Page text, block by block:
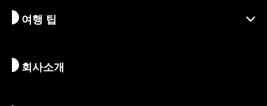
지속가능한 관광
액티비티
예술 & 문화
목적지
여정
여행 팁
교토 둘러보기
회사소개